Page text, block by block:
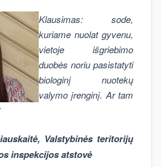
Klausimas: sode,
kuriame nuolat gyvenu,
vietoje išgriebimo
duobės noriu pasistatyti
biologinį nuotekų
valymo įrenginį. Ar tam
Valstybinės teritorijų
inspekcijos atstovė